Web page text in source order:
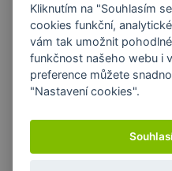
DÁREK K
Kliknutím na "Souhlasím
cookies funkční,
vám tak umožnit
funkčnost našeho webu i
preference můžete
"Nastavení cookies".